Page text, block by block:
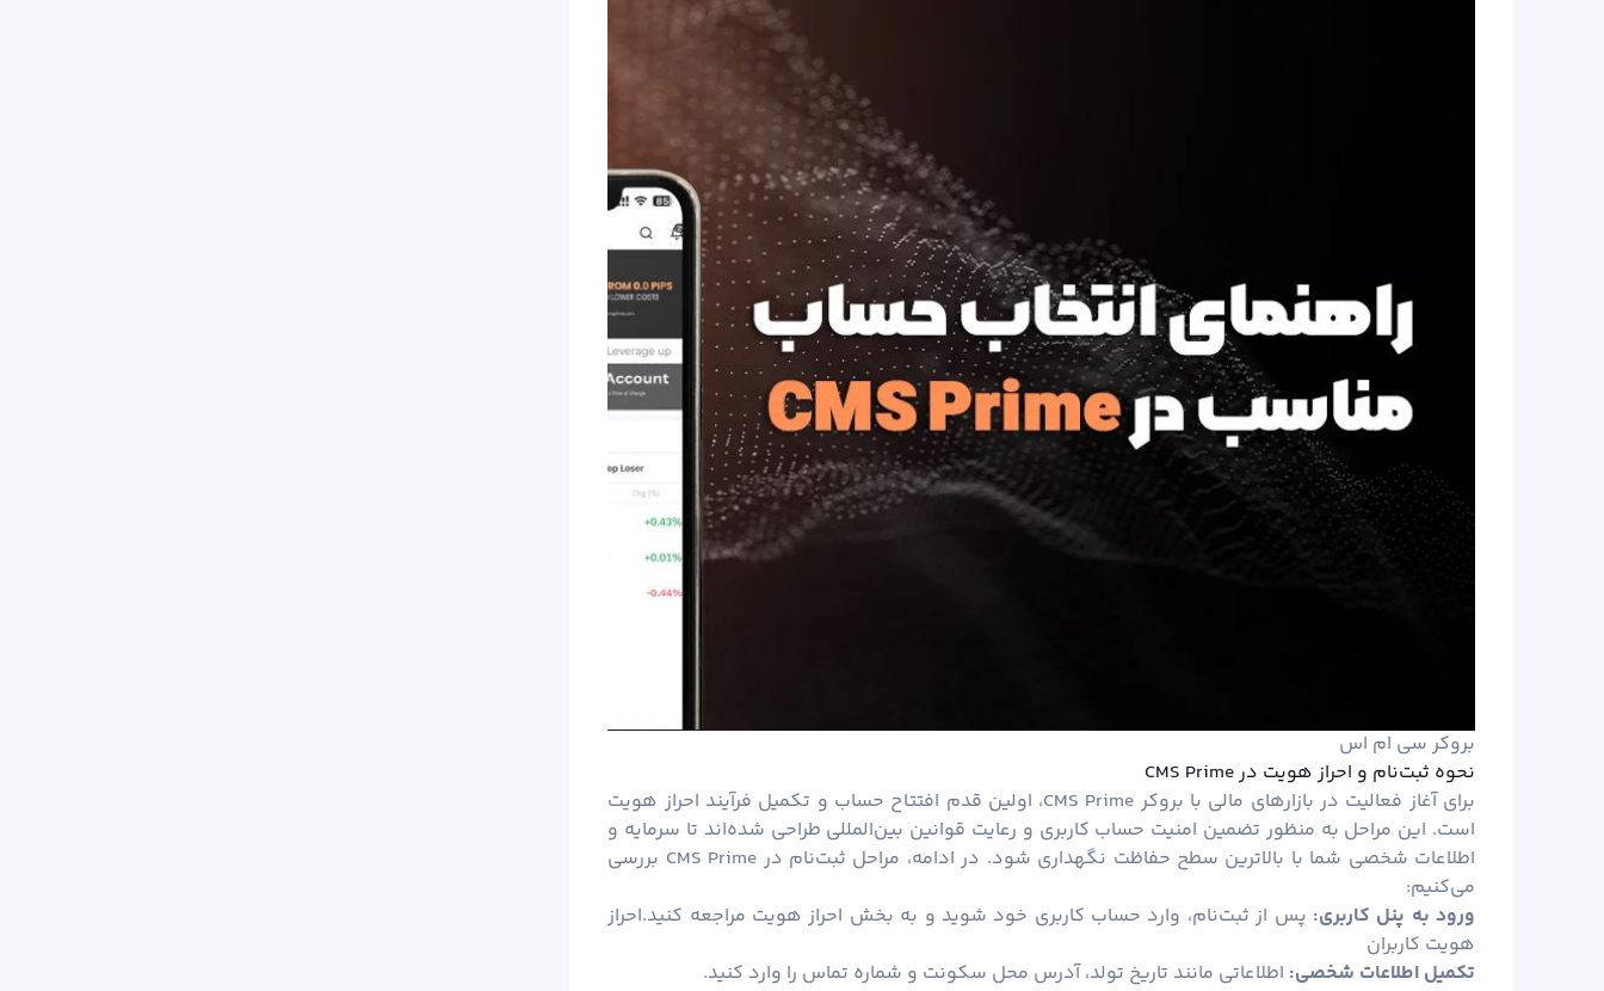
بروکر سی ام اس
نحوه ثبت‌نام و احراز هویت در CMS Prime
برای آغاز فعالیت در بازارهای مالی با بروکر CMS Prime، اولین قدم افتتاح حساب و تکمیل فرآیند احراز هویت
است. این مراحل به منظور تضمین امنیت حساب کاربری و رعایت قوانین بین‌المللی طراحی شده‌اند تا سرمایه و
اطلاعات شخصی شما با بالاترین سطح حفاظت نگهداری شود. در ادامه، مراحل ثبت‌نام در CMS Prime بررسی
می‌کنیم:
ورود به پنل کاربری: پس از ثبت‌نام، وارد حساب کاربری خود شوید و به بخش احراز هویت مراجعه کنید.احراز
هویت کاربران
تکمیل اطلاعات شخصی: اطلاعاتی مانند تاریخ تولد، آدرس محل سکونت و شماره تماس را وارد کنید.